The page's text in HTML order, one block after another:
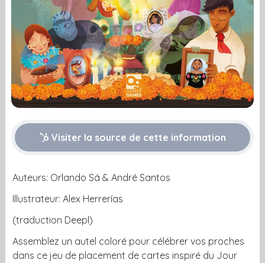
Visiter la source de cette information
Auteurs: Orlando Sá & André Santos
Illustrateur: Alex Herrerías
(traduction Deepl)
Assemblez un autel coloré pour célébrer vos proches
dans ce jeu de placement de cartes inspiré du Jour